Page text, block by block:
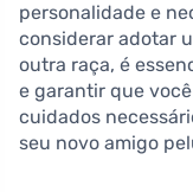
personalidade e
considerar adotar
outra raça, é
e garantir que
cuidados
seu novo amigo